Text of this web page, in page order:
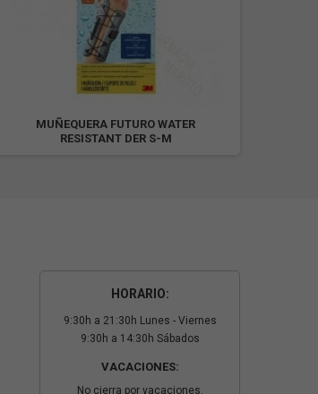
MUÑEQUERA FUTURO WATER
RESISTANT DER S-M
HORARIO:
9:30h a 21:30h Lunes - Viernes
9:30h a 14:30h Sábados
VACACIONES:
No cierra por vacaciones.